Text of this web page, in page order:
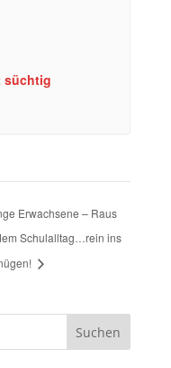
süchtig
Erwachsene – Raus
Schulalltag…rein ins